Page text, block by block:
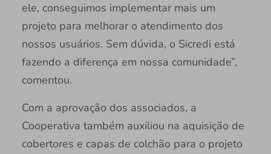
ele, conseguimos implementar mais um
projeto para melhorar o atendimento dos
nossos usuários. Sem dúvida, o Sicredi está
fazendo a diferença em nossa comunidade”,
comentou.
Com a aprovação dos associados, a
Cooperativa também auxiliou na aquisição de
cobertores e capas de colchão para o projeto